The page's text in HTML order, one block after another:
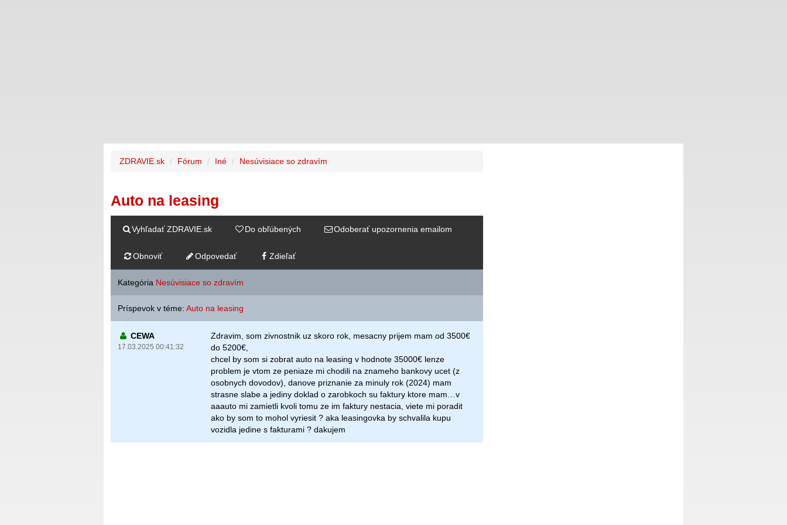
ZDRAVIE.sk Fórum Iné Nesúvisiace so zdravím
Auto na leasing
Vyhľadať ZDRAVIE.sk Do obľúbených Odoberať upozornenia emailom
Obnoviť Odpovedať Zdieľať
Kategória Nesúvisiace so zdravím
Príspevok v téme: Auto na leasing
CEWA
17.03.2025 00:41:32
Zdravim, som zivnostnik uz skoro rok, mesacny prijem mam od 3500€
do 5200€,
chcel by som si zobrat auto na leasing v hodnote 35000€ lenze
problem je vtom ze peniaze mi chodili na znameho bankovy ucet (z
osobnych dovodov), danove priznanie za minuly rok (2024) mam
strasne slabe a jediny doklad o zarobkoch su faktury ktore mam…v
aaauto mi zamietli kvoli tomu ze im faktury nestacia, viete mi poradit
ako by som to mohol vyriesit ? aka leasingovka by schvalila kupu
vozidla jedine s fakturami ? dakujem